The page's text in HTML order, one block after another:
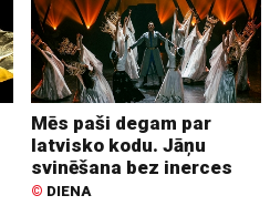
Mēs paši degam par
latvisko kodu. Jāņu
svinēšana bez inerces
© DIENA